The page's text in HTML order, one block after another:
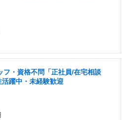
フ・資格不問「正社員/在宅相談
躍中・未経験歓迎